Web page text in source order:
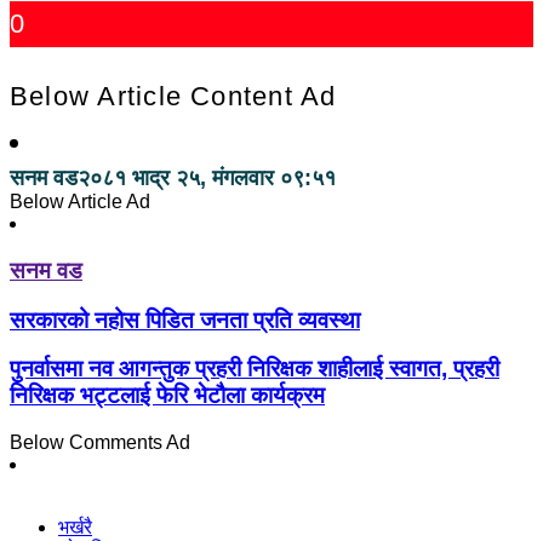
0
Below Article Content Ad
सनम वड२०८१ भाद्र २५, मंगलवार ०९:५१
Below Article Ad
सनम वड
सरकारको नहोस पिडित जनता प्रति व्यवस्था
पुनर्वासमा नव आगन्तुक प्रहरी निरिक्षक शाहीलाई स्वागत, प्रहरी
निरिक्षक भट्टलाई फेरि भेटौला कार्यक्रम
Below Comments Ad
भर्खरै